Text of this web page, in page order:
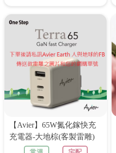
【Avier】65W氮化鎵快充
充電器-大地棕(客製雷雕)